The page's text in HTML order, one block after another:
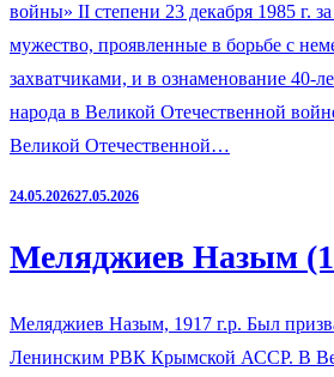
войны» II степени 23 декабря 1985 г.
мужество, проявленные в борьбе с
захватчиками, и в ознаменование 40-
народа в Великой Отечественной
Великой Отечественной…
24.05.202627.05.2026
Меляджиев Назым
Меляджиев Назым, 1917 г.р. Был
Ленинским РВК Крымской АССР. В